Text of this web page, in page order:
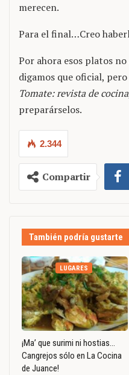
merecen.
Para el final…Creo
Por ahora esos platos
digamos que oficial,
Tomate: revista de cocina
preparárselos.
2.344
Compartir
También podría gustarte
LUGARES
¡Ma’ que surimi ni hostias…
Cangrejos sólo en La Cocina
de Juance!